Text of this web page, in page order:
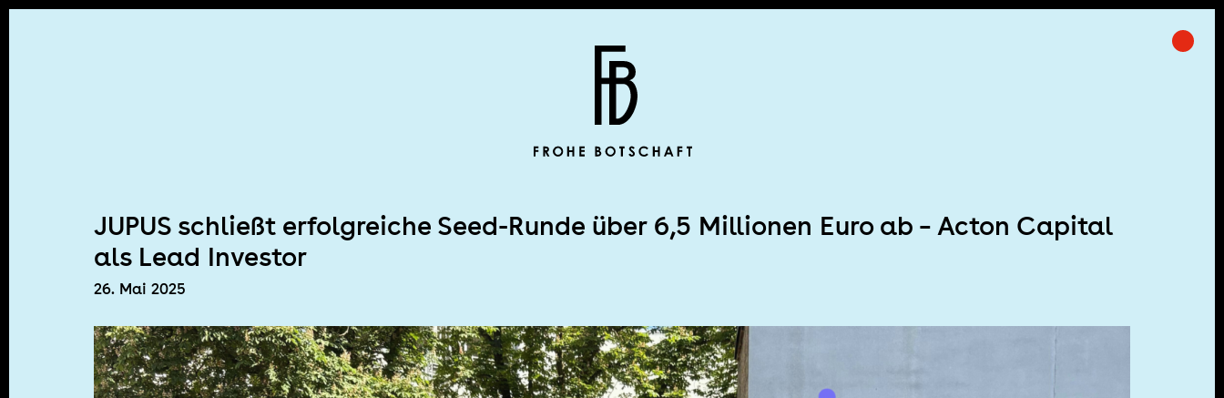
JUPUS schließt erfolgreiche Seed-Runde über 6,5 Millionen Euro ab – Acton Capital
als Lead Investor
26. Mai 2025